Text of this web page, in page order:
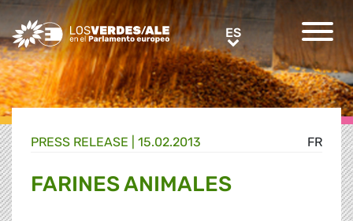
Greens/EFA Home ESES
FR
PRESS RELEASE | 15.02.2013
FARINES ANIMALES